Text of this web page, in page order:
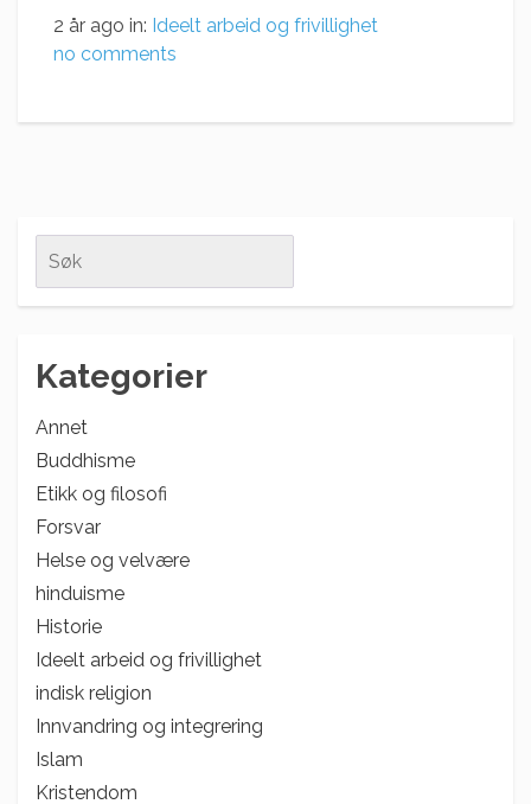
2 år ago in: Ideelt arbeid og frivillighet
no comments
for:
Kategorier
Annet
Buddhisme
Etikk og filosofi
Forsvar
Helse og velvære
hinduisme
Historie
Ideelt arbeid og frivillighet
indisk religion
Innvandring og integrering
Islam
Kristendom